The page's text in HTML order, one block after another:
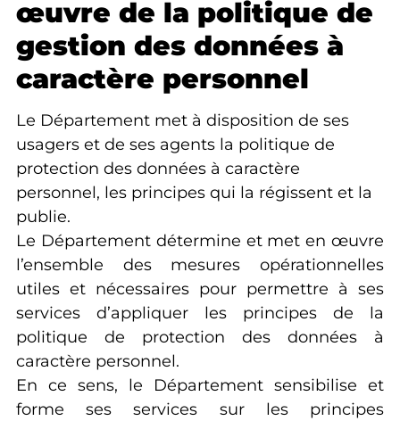
œuvre de la politique de
gestion des données à
caractère personnel
Le Département met à disposition de ses
usagers et de ses agents la politique de
protection des données à caractère
personnel, les principes qui la régissent et la
publie.
Le Département détermine et met en œuvre
l’ensemble des mesures opérationnelles
utiles et nécessaires pour permettre à ses
services d’appliquer les principes de la
politique de protection des données à
caractère personnel.
En ce sens, le Département sensibilise et
forme ses services sur les principes